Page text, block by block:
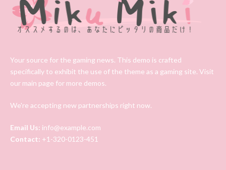
Your source for the gaming news. This demo is crafted
specifically to exhibit the use of the theme as a gaming site. Visit
our main page for more demos.
We're accepting new partnerships right now.
Email Us: info@example.com
Contact: +1-320-0123-451